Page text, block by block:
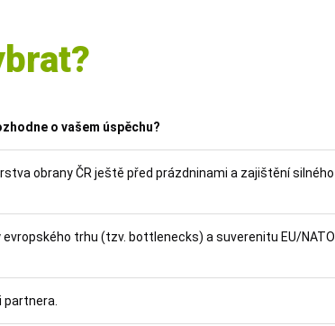
o vašem úspěchu?
obrany ČR ještě před prázdninami a zajištění silného
trhu (tzv. bottlenecks) a suverenitu EU/NATO
partnera